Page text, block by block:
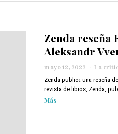
Zenda reseña
Aleksandr
mayo 12, 2022
i
La
Zenda publica una reseña
revista de libros, Zenda,
Más